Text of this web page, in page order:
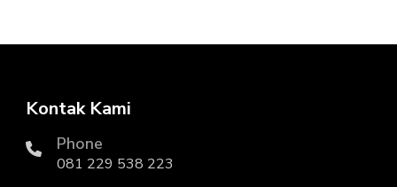
Kontak Kami
Phone
081 229 538 223